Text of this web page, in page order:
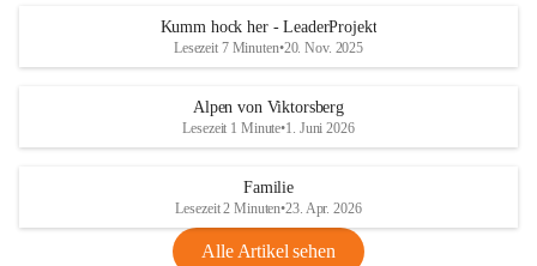
Kumm hock her - LeaderProjekt
Lesezeit 7 Minuten•20. Nov. 2025
Alpen von Viktorsberg
Lesezeit 1 Minute•1. Juni 2026
Familie
Lesezeit 2 Minuten•23. Apr. 2026
Alle Artikel sehen